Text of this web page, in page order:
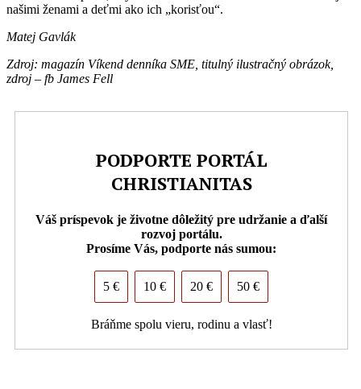
našimi ženami a deťmi ako ich „korisťou“.
Matej Gavlák
Zdroj: magazín Víkend denníka SME, titulný ilustračný obrázok,
zdroj – fb James Fell
PODPORTE PORTÁL
CHRISTIANITAS
Váš príspevok je životne dôležitý pre udržanie a ďalší
rozvoj portálu.
Prosíme Vás, podporte nás sumou:
5 € 10 € 20 € 50 €
Bráňme spolu vieru, rodinu a vlasť!